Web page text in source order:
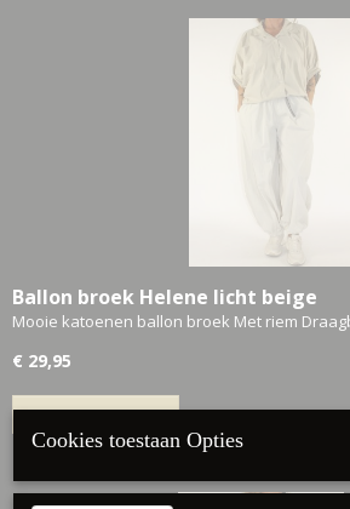
Ballon broek Helene licht beige
Mooie katoenen ballon broek Met riem
€ 29,95
IN WINKELWAGEN
Cookies toestaan Opties